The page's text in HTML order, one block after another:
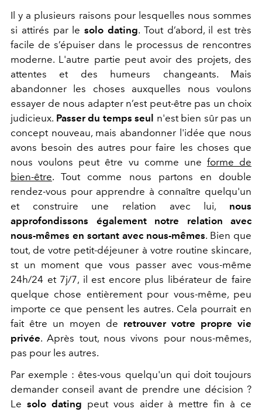
Il y a plusieurs raisons pour lesquelles nous sommes
si attirés par lesolo dating. Tout d’abord, il est très
facile de s’épuiser dans le processus de rencontres
moderne. L'autre partie peut avoir des projets, des
attentes et des humeurs changeants. Mais
abandonner les choses auxquelles nous voulons
essayer de nous adapter n’est peut-être pas un choix
judicieux. Passer du temps seul n'est bien sûr pas un
concept nouveau, mais abandonner l'idée que nous
avons besoin des autres pour faire les choses que
nous voulons peut être vu comme une forme de
bien-être. Tout comme nous partons en double
rendez-vous pour apprendre à connaître quelqu'un
et construire une relation avec lui, nous
approfondissons également notre relation avec
nous-mêmes en sortant avec nous-mêmes. Bien que
tout, de votre petit-déjeuner à votre routine skincare,
st un moment que vous passer avec vous-même
24h/24 et 7j/7, il est encore plus libérateur de faire
quelque chose entièrement pour vous-même, peu
importe ce que pensent les autres. Cela pourrait en
fait être un moyen de retrouver votre propre vie
privée. Après tout, nous vivons pour nous-mêmes,
pas pour les autres.
Par exemple : êtes-vous quelqu'un qui doit toujours
demander conseil avant de prendre une décision ?
Le solo dating peut vous aider à mettre fin à ce